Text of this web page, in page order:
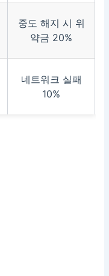
중도 해지 시 위
약금 20%
네트워크 실패
10%